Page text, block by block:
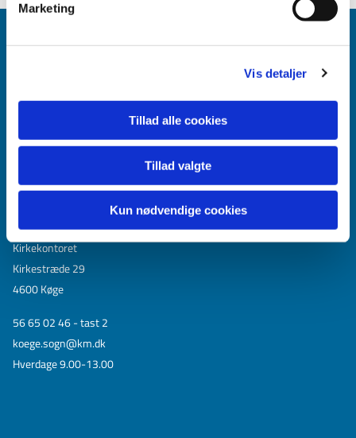
Marketing
Vis detaljer
Tillad alle cookies
Tillad valgte
Kun nødvendige cookies
Køge Kirke - Sct. Nicolai
Kirkekontoret
Kirkestræde 29
4600 Køge
56 65 02 46 - tast 2
koege.sogn@km.dk
Hverdage 9.00-13.00